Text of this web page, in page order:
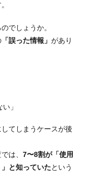
でしょうか。
「誤った情報」 があり
」
てしまうケースが後
は、 7〜8割が「使用
と知っていたという